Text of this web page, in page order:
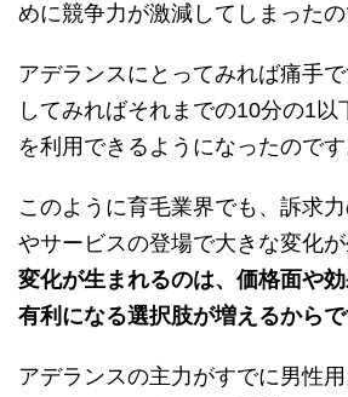
めに競争力が激減してしまったの
アデランスにとってみれば痛手
してみればそれまでの10分の1以
を利用できるようになったのです
このように育毛業界でも、訴求
やサービスの登場で大きな変化が
変化が生まれるのは、価格面や
有利になる選択肢が増えるからで
アデランスの主力がすでに男性